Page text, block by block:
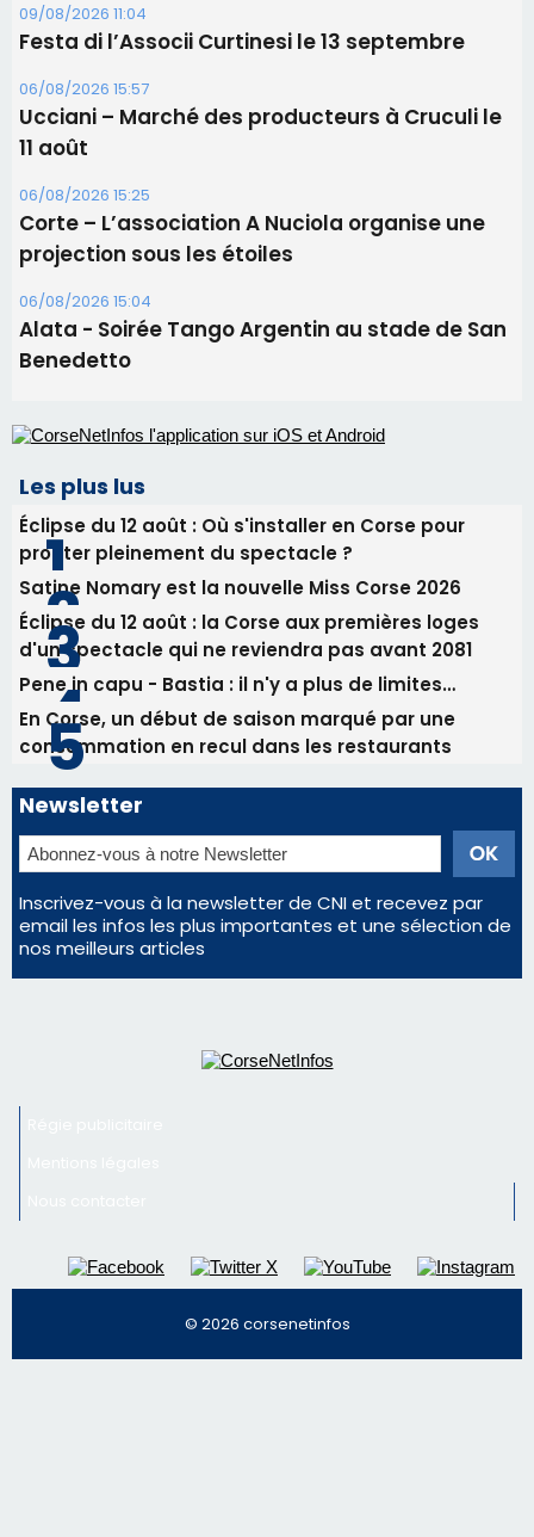
09/08/2026 11:04
Festa di l’Associi Curtinesi le 13 septembre
06/08/2026 15:57
Ucciani – Marché des producteurs à Cruculi le
11 août
06/08/2026 15:25
Corte – L’association A Nuciola organise une
projection sous les étoiles
06/08/2026 15:04
Alata - Soirée Tango Argentin au stade de San
Benedetto
Les plus lus
Éclipse du 12 août : Où s'installer en Corse pour
profiter pleinement du spectacle ?
Satine Nomary est la nouvelle Miss Corse 2026
Éclipse du 12 août : la Corse aux premières loges
d'un spectacle qui ne reviendra pas avant 2081
Pene in capu - Bastia : il n'y a plus de limites…
En Corse, un début de saison marqué par une
consommation en recul dans les restaurants
Newsletter
Inscrivez-vous à la newsletter de CNI et recevez par
email les infos les plus importantes et une sélection de
nos meilleurs articles
© 2026 corsenetinfos